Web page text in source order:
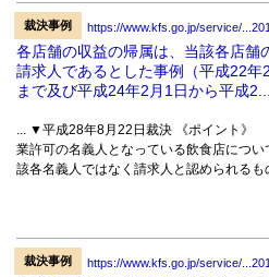
裁決事例 https://www.kfs.go.jp/service/
各店舗の収益の帰属は、当該各店舗
請求人であるとした事例（平成22
まで及び平成24年2月1日から平成2...
... ▼平成28年8月22日裁決 《ポイント》
業許可の名義人となっている飲食店につ
該各名義人ではなく請求人と認められる
裁決事例 https://www.kfs.go.jp/service/